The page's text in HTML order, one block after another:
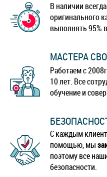
В наличии
оригинального
выполнять 95%
МАСТЕРА
Работаем с
10 лет. Все
обучение и
С каждым
помощью, мы
поэтому все
безопасности.